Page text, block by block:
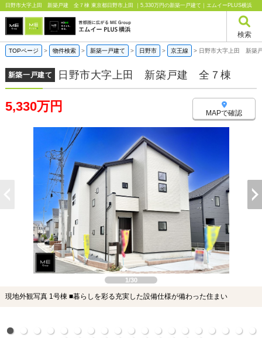
日野市大字上田 新築戸建 全７棟 東京都日野市上田 ｜5,330万円の新築一戸建て｜エムイーPLUS横浜
検索
TOPページ > 物件検索 > 新築一戸建て > 日野市 > 京王線 > 日野市大字上田 新築
新築一戸建て 日野市大字上田 新築戸建 全７棟
5,330万円 MAPで確認
1/30
現地外観写真 1号棟 ■暮らしを彩る充実した設備仕様が備わった住まい